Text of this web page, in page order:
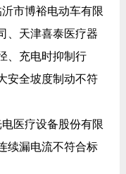
市博裕电动车有限
、天津喜泰医疗器
、充电时抑制行
安全坡度制动不符
医疗设备股份有限
续漏电流不符合标